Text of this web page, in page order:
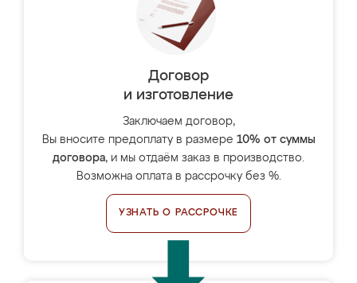
Договор
и изготовление
Заключаем договор,
Вы вносите предоплату в размере 10% от суммы
договора, и мы отдаём заказ в производство.
Возможна оплата в рассрочку без %.
УЗНАТЬ О РАССРОЧКЕ